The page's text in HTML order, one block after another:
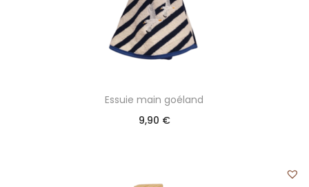
Essuie main goéland
9,90 €